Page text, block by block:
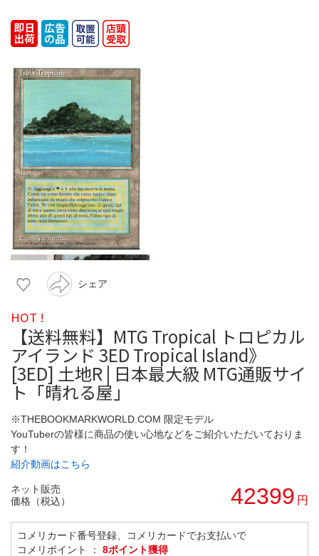
シェア
HOT !
【送料無料】MTG Tropical トロピカル
アイランド 3ED Tropical Island》
[3ED] 土地R | 日本最大級 MTG通販サイ
ト「晴れる屋」
※THEBOOKMARKWORLD.COM 限定モデル
YouTuberの皆様に商品の使い心地などをご紹介いただいておりま
す！
紹介動画はこちら
ネット販売
価格（税込）
42399 円
コメリカード番号登録、コメリカードでお支払いで
コメリポイント ： 8ポイント獲得